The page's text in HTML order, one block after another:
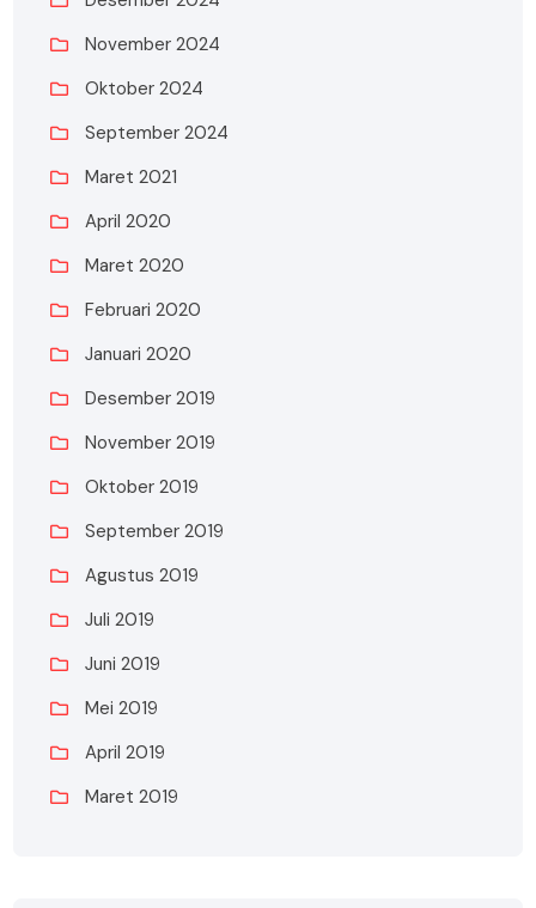
November 2024
Oktober 2024
September 2024
Maret 2021
April 2020
Maret 2020
Februari 2020
Januari 2020
Desember 2019
November 2019
Oktober 2019
September 2019
Agustus 2019
Juli 2019
Juni 2019
Mei 2019
April 2019
Maret 2019